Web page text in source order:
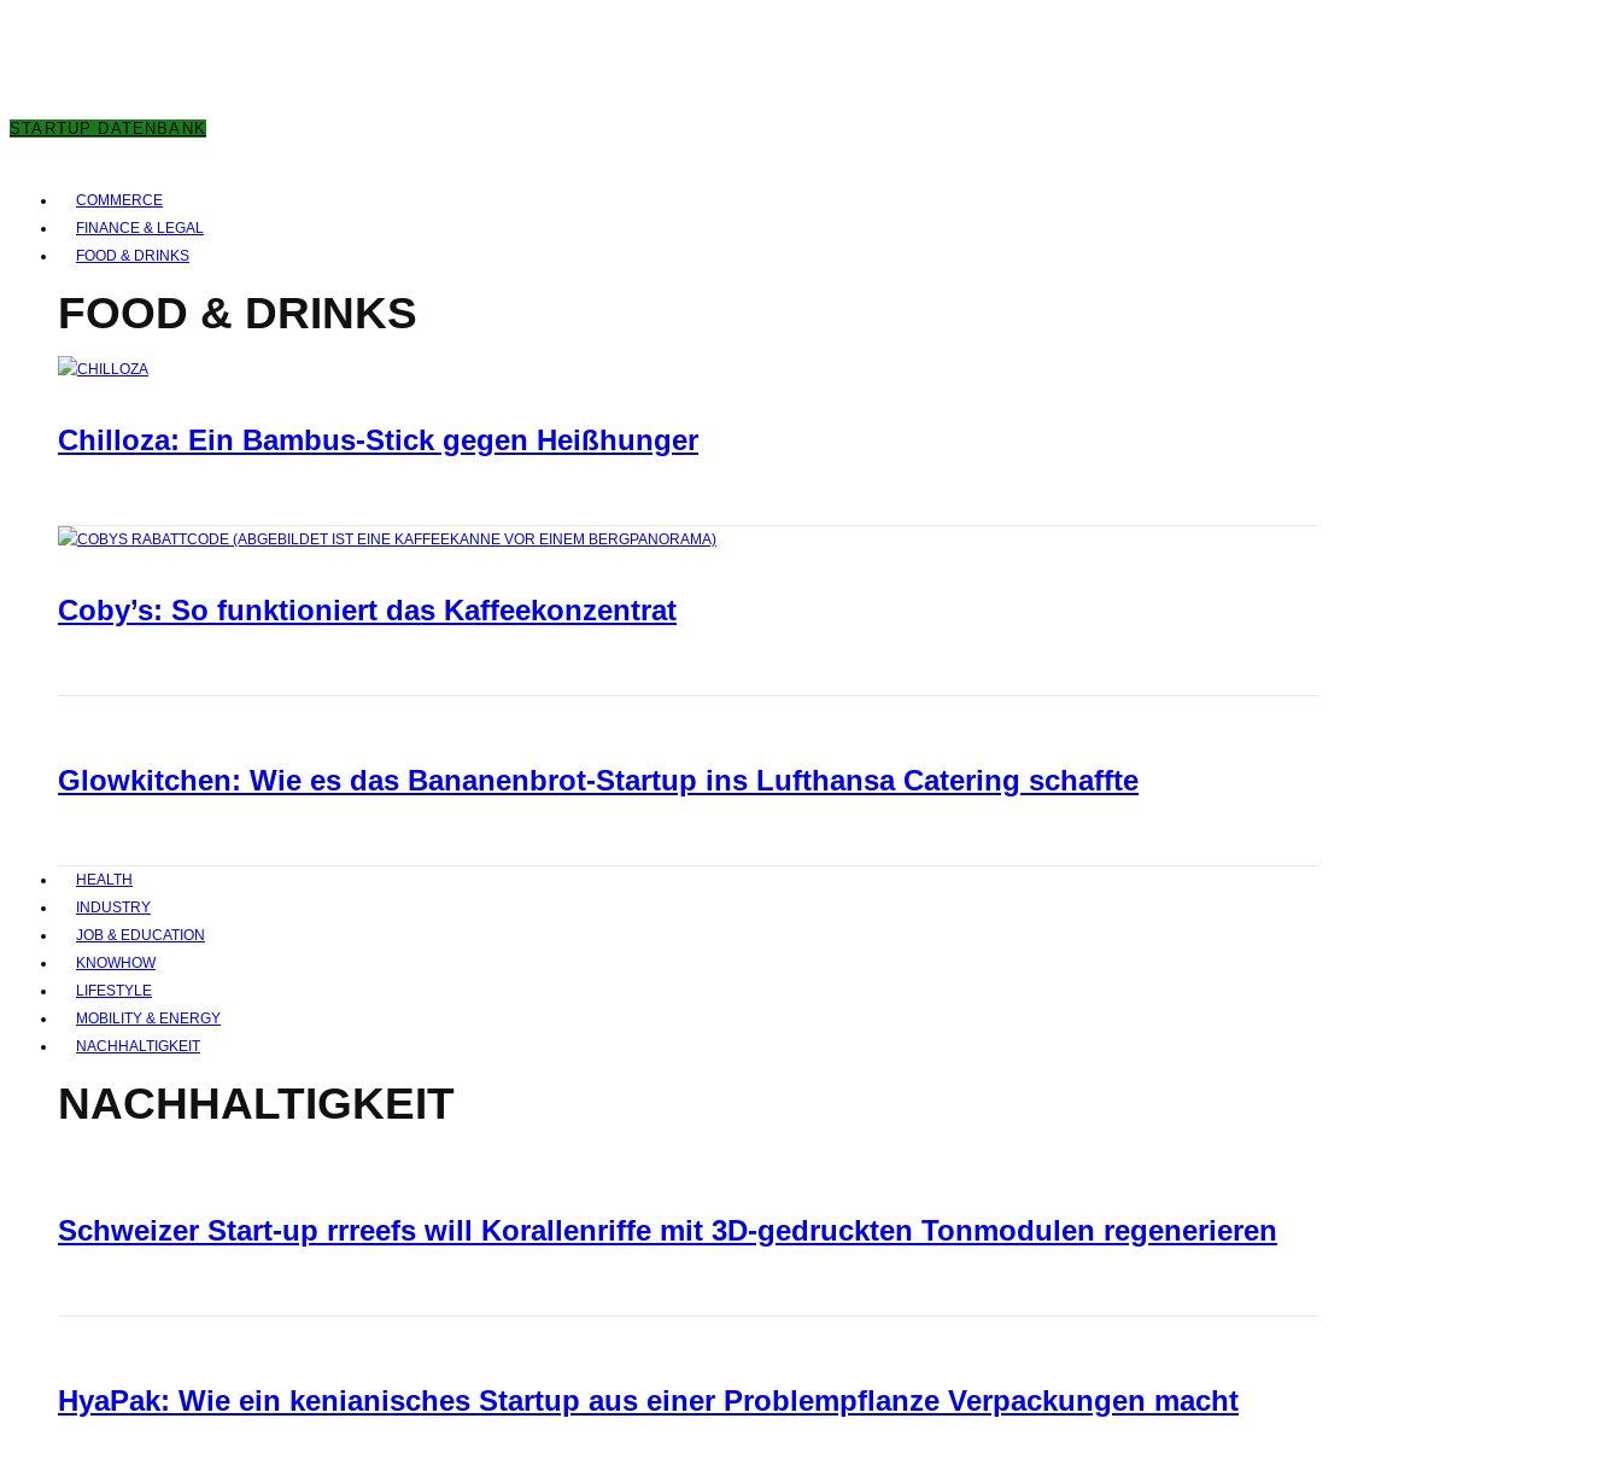
STARTUP DATENBANK
COMMERCE
FINANCE & LEGAL
FOOD & DRINKS
FOOD & DRINKS
Chilloza: Ein Bambus-Stick gegen Heißhunger
Coby’s: So funktioniert das Kaffeekonzentrat
Glowkitchen: Wie es das Bananenbrot-Startup ins Lufthansa Catering schaffte
HEALTH
INDUSTRY
JOB & EDUCATION
KNOWHOW
LIFESTYLE
MOBILITY & ENERGY
NACHHALTIGKEIT
NACHHALTIGKEIT
Schweizer Start-up rrreefs will Korallenriffe mit 3D-gedruckten Tonmodulen regenerieren
HyaPak: Wie ein kenianisches Startup aus einer Problempflanze Verpackungen macht